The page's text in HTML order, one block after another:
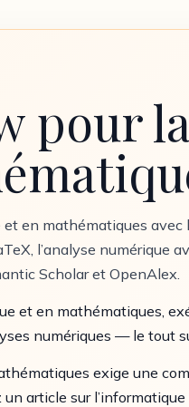
pour
en mathématiques avec
l’analyse numérique
Scholar et OpenAlex.
et en mathématiques,
numériques — le tout
exige une
article sur